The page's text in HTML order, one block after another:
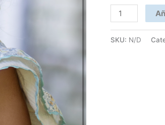
SKU: N/D